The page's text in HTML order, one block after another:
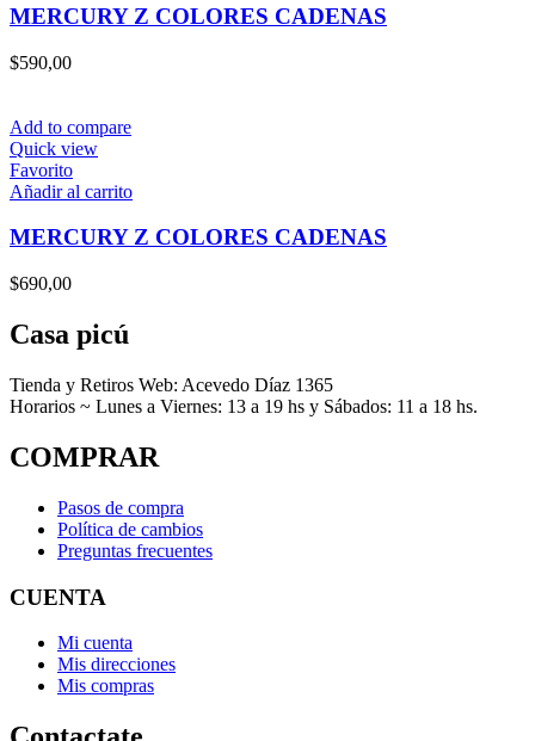
tiene
múltiples
página
de
MERCURY Z COLORES CADENAS
$590,00
Add to compare
Quick view
Favorito
Añadir al carrito
MERCURY Z COLORES CADENAS
$690,00
Casa picú
Tienda y Retiros Web: Acevedo Díaz 1365
Horarios ~ Lunes a Viernes: 13 a 19 hs y Sábados: 11 a 18 hs.
COMPRAR
Pasos de compra
Política de cambios
Preguntas frecuentes
CUENTA
Mi cuenta
Mis direcciones
Mis compras